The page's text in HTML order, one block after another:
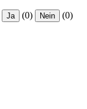
Ja (0) Nein (0)